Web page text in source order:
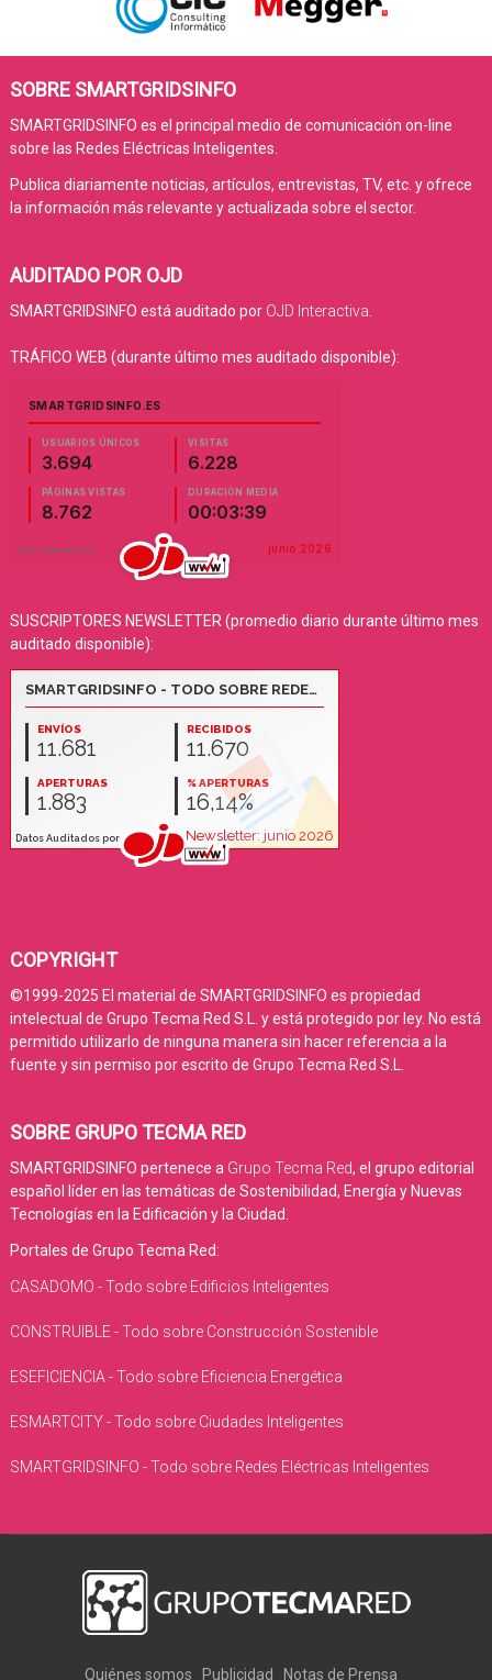
SOBRE SMARTGRIDSINFO
SMARTGRIDSINFO es el principal medio de comunicación on-line
sobre las Redes Eléctricas Inteligentes.
Publica diariamente noticias, artículos, entrevistas, TV, etc. y ofrece
la información más relevante y actualizada sobre el sector.
AUDITADO POR OJD
SMARTGRIDSINFO está auditado por OJD Interactiva.
TRÁFICO WEB (durante último mes auditado disponible):
SUSCRIPTORES NEWSLETTER (promedio diario durante último mes
auditado disponible):
COPYRIGHT
©1999-2025 El material de SMARTGRIDSINFO es propiedad
intelectual de Grupo Tecma Red S.L. y está protegido por ley. No está
permitido utilizarlo de ninguna manera sin hacer referencia a la
fuente y sin permiso por escrito de Grupo Tecma Red S.L.
SOBRE GRUPO TECMA RED
SMARTGRIDSINFO pertenece a Grupo Tecma Red, el grupo editorial
español líder en las temáticas de Sostenibilidad, Energía y Nuevas
Tecnologías en la Edificación y la Ciudad.
Portales de Grupo Tecma Red:
CASADOMO - Todo sobre Edificios Inteligentes
CONSTRUIBLE - Todo sobre Construcción Sostenible
ESEFICIENCIA - Todo sobre Eficiencia Energética
ESMARTCITY - Todo sobre Ciudades Inteligentes
SMARTGRIDSINFO - Todo sobre Redes Eléctricas Inteligentes
Quiénes somos Publicidad Notas de Prensa